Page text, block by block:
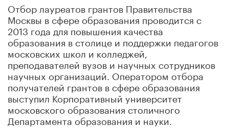
Отбор лауреатов грантов Правительства
Москвы в сфере образования проводится с
2013 года для повышения качества
образования в столице и поддержки педагогов
московских школ и колледжей,
преподавателей вузов и научных сотрудников
научных организаций. Оператором отбора
получателей грантов в сфере образования
выступил Корпоративный университет
московского образования столичного
Департамента образования и науки.